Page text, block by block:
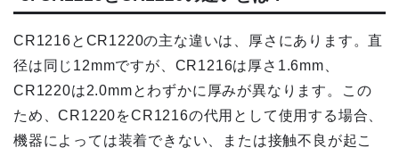
CR1216とCR1220の主な違いは、厚さにあります。直
径は同じ12mmですが、CR1216は厚さ1.6mm、
CR1220は2.0mmとわずかに厚みが異なります。この
ため、CR1220をCR1216の代用として使用する場合、
機器によっては装着できない、または接触不良が起こ